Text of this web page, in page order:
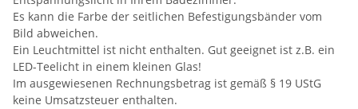
Es kann die Farbe der seitlichen Befestigungsbänder vom
Bild abweichen.
Ein Leuchtmittel ist nicht enthalten. Gut geeignet ist z.B. ein
LED-Teelicht in einem kleinen Glas!
Im ausgewiesenen Rechnungsbetrag ist gemäß § 19 UStG
keine Umsatzsteuer enthalten.